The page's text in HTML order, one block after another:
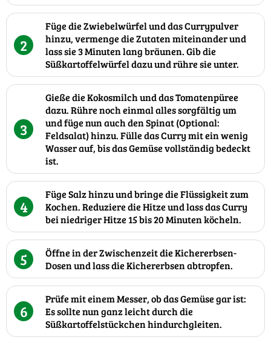
2
Füge die Zwiebelwürfel und das Currypulver
hinzu, vermenge die Zutaten miteinander und
lass sie 3 Minuten lang bräunen. Gib die
Süßkartoffelwürfel dazu und rühre sie unter.
3
Gieße die Kokosmilch und das Tomatenpüree
dazu. Rühre noch einmal alles sorgfältig um
und füge nun auch den Spinat (Optional:
Feldsalat) hinzu. Fülle das Curry mit ein wenig
Wasser auf, bis das Gemüse vollständig bedeckt
ist.
4
Füge Salz hinzu und bringe die Flüssigkeit zum
Kochen. Reduziere die Hitze und lass das Curry
bei niedriger Hitze 15 bis 20 Minuten köcheln.
5
Öffne in der Zwischenzeit die Kichererbsen-
Dosen und lass die Kichererbsen abtropfen.
6
Prüfe mit einem Messer, ob das Gemüse gar ist:
Es sollte nun ganz leicht durch die
Süßkartoffelstückchen hindurchgleiten.